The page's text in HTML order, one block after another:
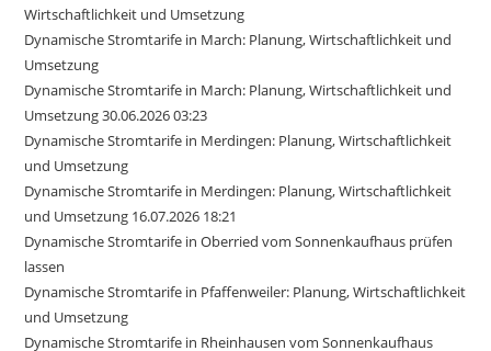
Wirtschaftlichkeit und Umsetzung
Dynamische Stromtarife in March: Planung, Wirtschaftlichkeit und
Umsetzung
Dynamische Stromtarife in March: Planung, Wirtschaftlichkeit und
Umsetzung 30.06.2026 03:23
Dynamische Stromtarife in Merdingen: Planung, Wirtschaftlichkeit
und Umsetzung
Dynamische Stromtarife in Merdingen: Planung, Wirtschaftlichkeit
und Umsetzung 16.07.2026 18:21
Dynamische Stromtarife in Oberried vom Sonnenkaufhaus prüfen
lassen
Dynamische Stromtarife in Pfaffenweiler: Planung, Wirtschaftlichkeit
und Umsetzung
Dynamische Stromtarife in Rheinhausen vom Sonnenkaufhaus